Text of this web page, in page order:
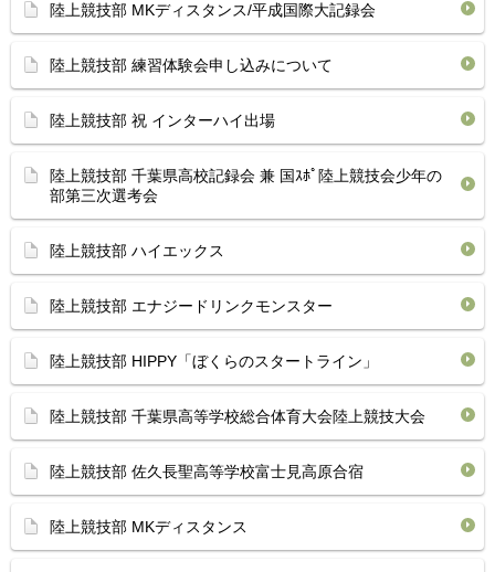
陸上競技部 MKディスタンス/平成国際大記録会
陸上競技部 練習体験会申し込みについて
陸上競技部 祝 インターハイ出場
陸上競技部 千葉県高校記録会 兼 国ｽﾎﾟ陸上競技会少年の
部第三次選考会
陸上競技部 ハイエックス
陸上競技部 エナジードリンクモンスター
陸上競技部 HIPPY「ぼくらのスタートライン」
陸上競技部 千葉県高等学校総合体育大会陸上競技大会
陸上競技部 佐久長聖高等学校富士見高原合宿
陸上競技部 MKディスタンス